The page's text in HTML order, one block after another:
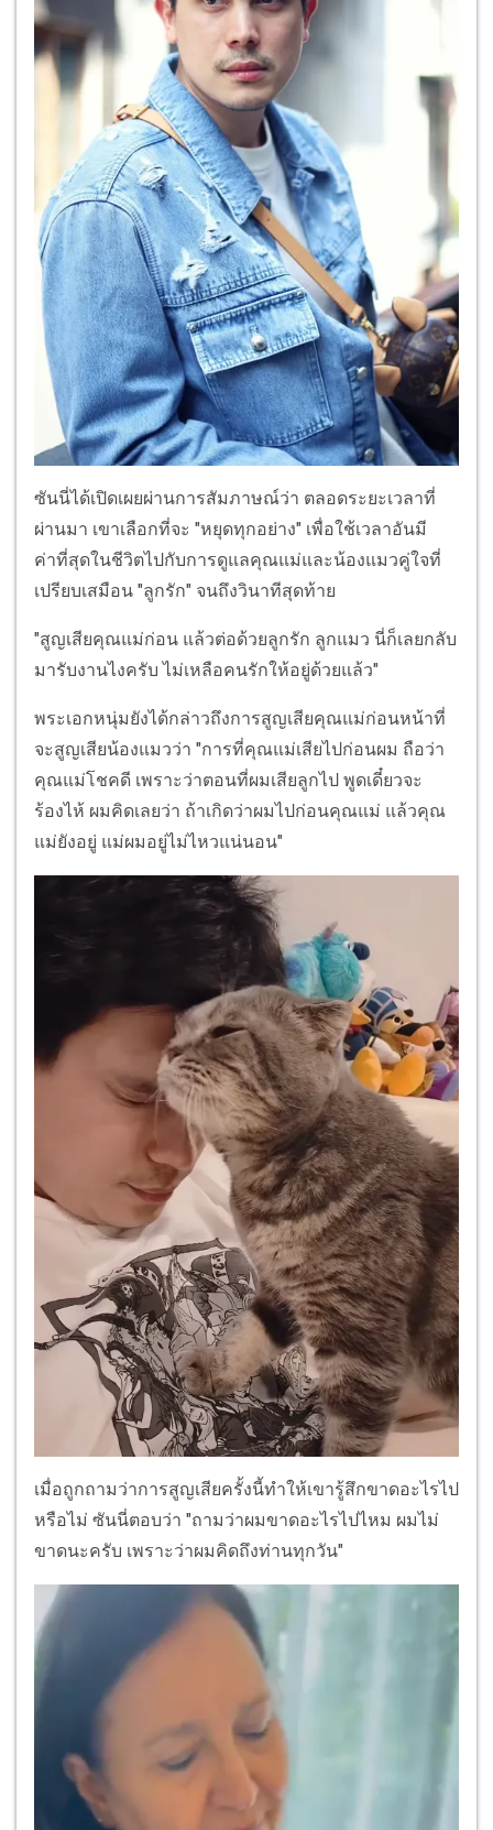
ซันนี่ได้เปิดเผยผ่านการสัมภาษณ์ว่า ตลอดระยะเวลาที่
ผ่านมา เขาเลือกที่จะ "หยุดทุกอย่าง" เพื่อใช้เวลาอันมี
ค่าที่สุดในชีวิตไปกับการดูแลคุณแม่และน้องแมวคู่ใจที่
เปรียบเสมือน "ลูกรัก" จนถึงวินาทีสุดท้าย
"สูญเสียคุณแม่ก่อน แล้วต่อด้วยลูกรัก ลูกแมว นี่ก็เลยกลับ
มารับงานไงครับ ไม่เหลือคนรักให้อยู่ด้วยแล้ว"
พระเอกหนุ่มยังได้กล่าวถึงการสูญเสียคุณแม่ก่อนหน้าที่
จะสูญเสียน้องแมวว่า "การที่คุณแม่เสียไปก่อนผม ถือว่า
คุณแม่โชคดี เพราะว่าตอนที่ผมเสียลูกไป พูดเดี๋ยวจะ
ร้องไห้ ผมคิดเลยว่า ถ้าเกิดว่าผมไปก่อนคุณแม่ แล้วคุณ
แม่ยังอยู่ แม่ผมอยู่ไม่ไหวแน่นอน"
เมื่อถูกถามว่าการสูญเสียครั้งนี้ทำให้เขารู้สึกขาดอะไรไป
หรือไม่ ซันนี่ตอบว่า "ถามว่าผมขาดอะไรไปไหม ผมไม่
ขาดนะครับ เพราะว่าผมคิดถึงท่านทุกวัน"